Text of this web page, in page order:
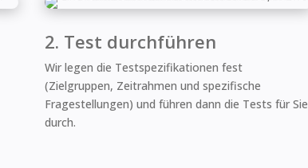
2. Test durchführen
Wir legen die Testspezifikationen fest
(Zielgruppen, Zeitrahmen und spezifische
Fragestellungen) und führen dann die Tests für Sie
durch.